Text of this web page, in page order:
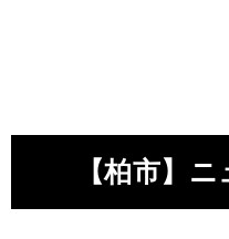
【柏市】